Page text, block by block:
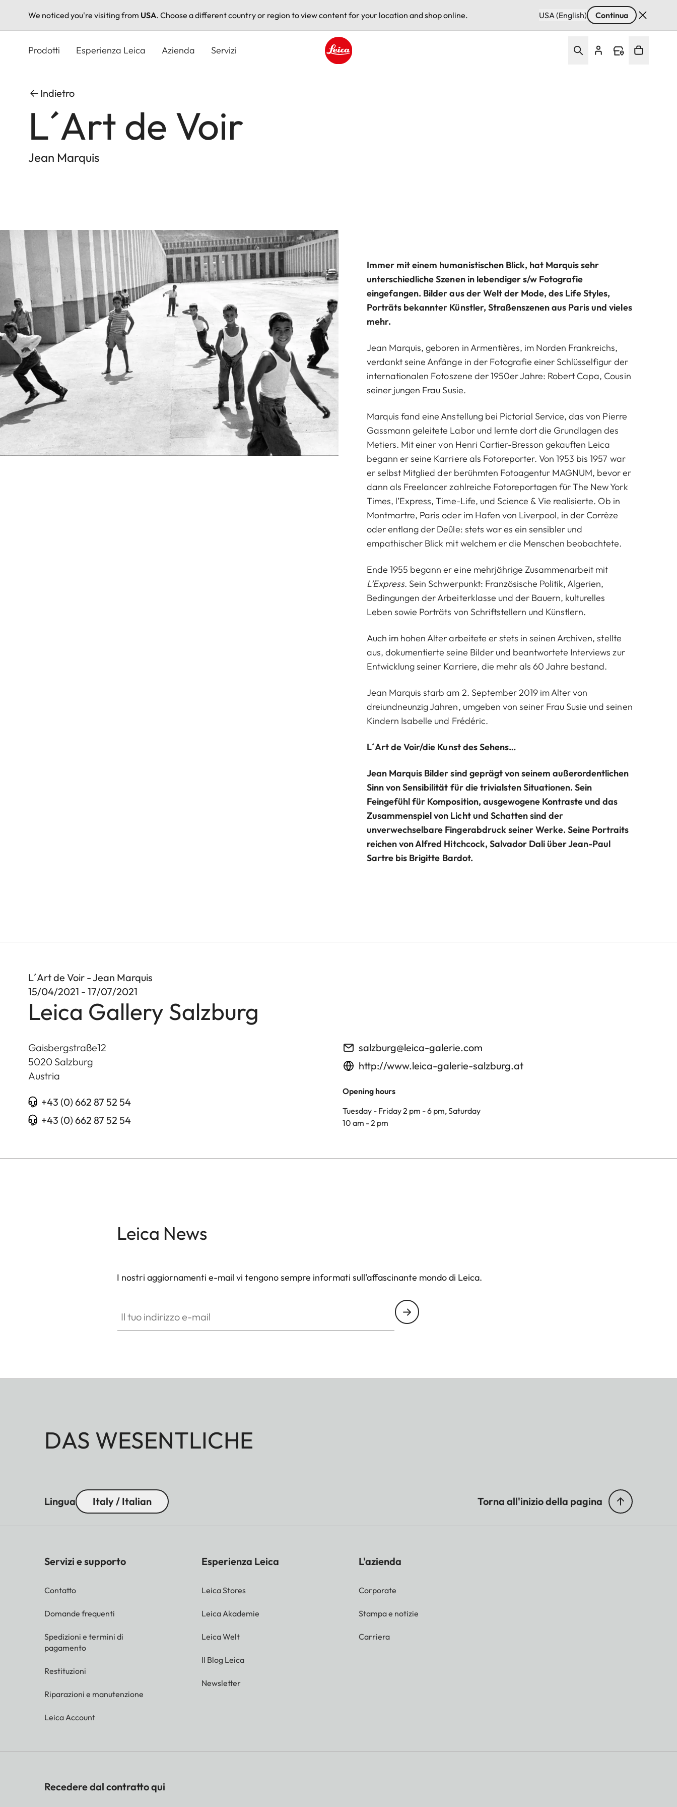
We noticed you're visiting from USA. Choose a different country or region to view content for your location and shop online. USA (English) Continua
Prodotti Esperienza Leica Azienda Servizi
Indietro
L´Art de Voir
Jean Marquis
Immer mit einem humanistischen Blick, hat Marquis sehr
unterschiedliche Szenen in lebendiger s/w Fotografie
eingefangen. Bilder aus der Welt der Mode, des Life Styles,
Porträts bekannter Künstler, Straßenszenen aus Paris und vieles
mehr.
Jean Marquis, geboren in Armentières, im Norden Frankreichs,
verdankt seine Anfänge in der Fotografie einer Schlüsselfigur der
internationalen Fotoszene der 1950er Jahre: Robert Capa, Cousin
seiner jungen Frau Susie.
Marquis fand eine Anstellung bei Pictorial Service, das von Pierre
Gassmann geleitete Labor und lernte dort die Grundlagen des
Metiers. Mit einer von Henri Cartier-Bresson gekauften Leica
begann er seine Karriere als Fotoreporter. Von 1953 bis 1957 war
er selbst Mitglied der berühmten Fotoagentur MAGNUM, bevor er
dann als Freelancer zahlreiche Fotoreportagen für The New York
Times, l’Express, Time-Life, und Science & Vie realisierte. Ob in
Montmartre, Paris oder im Hafen von Liverpool, in der Corrèze
oder entlang der Deûle: stets war es ein sensibler und
empathischer Blick mit welchem er die Menschen beobachtete.
Ende 1955 begann er eine mehrjährige Zusammenarbeit mit
L’Express. Sein Schwerpunkt: Französische Politik, Algerien,
Bedingungen der Arbeiterklasse und der Bauern, kulturelles
Leben sowie Porträts von Schriftstellern und Künstlern.
Auch im hohen Alter arbeitete er stets in seinen Archiven, stellte
aus, dokumentierte seine Bilder und beantwortete Interviews zur
Entwicklung seiner Karriere, die mehr als 60 Jahre bestand.
Jean Marquis starb am 2. September 2019 im Alter von
dreiundneunzig Jahren, umgeben von seiner Frau Susie und seinen
Kindern Isabelle und Frédéric.
L´Art de Voir/die Kunst des Sehens…
Jean Marquis Bilder sind geprägt von seinem außerordentlichen
Sinn von Sensibilität für die trivialsten Situationen. Sein
Feingefühl für Komposition, ausgewogene Kontraste und das
Zusammenspiel von Licht und Schatten sind der
unverwechselbare Fingerabdruck seiner Werke. Seine Portraits
reichen von Alfred Hitchcock, Salvador Dali über Jean-Paul
Sartre bis Brigitte Bardot.
L´Art de Voir - Jean Marquis
15/04/2021 - 17/07/2021
Leica Gallery Salzburg
Gaisbergstraße12
5020 Salzburg
Austria
+43 (0) 662 87 52 54
+43 (0) 662 87 52 54
salzburg@leica-galerie.com
http://www.leica-galerie-salzburg.at
Opening hours
Tuesday - Friday 2 pm - 6 pm, Saturday
10 am - 2 pm
Leica News
I nostri aggiornamenti e-mail vi tengono sempre informati sull'affascinante mondo di Leica.
DAS WESENTLICHE
Lingua Italy / Italian Torna all'inizio della pagina
Servizi e supporto
Contatto
Domande frequenti
Spedizioni e termini di
pagamento
Restituzioni
Riparazioni e manutenzione
Leica Account
Esperienza Leica
Leica Stores
Leica Akademie
Leica Welt
Il Blog Leica
Newsletter
L'azienda
Corporate
Stampa e notizie
Carriera
Recedere dal contratto qui